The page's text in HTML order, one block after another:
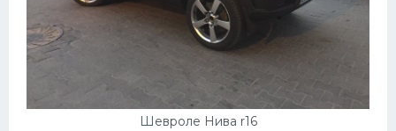
Шевроле Нива r16